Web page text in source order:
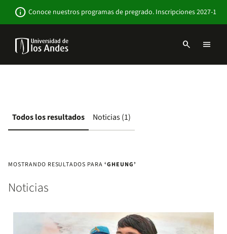
contenido
info Conoce nuestros programas de pregrado. Inscripciones 2027-1
Navbar
search menu
Todos los resultados Noticias (1)
MOSTRANDO RESULTADOS PARA ‘GHEUNG’
Noticias